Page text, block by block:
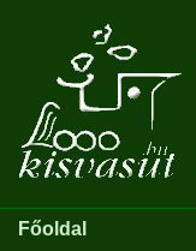
Főoldal